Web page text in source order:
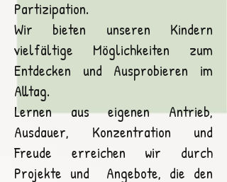
Partizipation.
Wir bieten unseren Kindern
vielfältige Möglichkeiten zum
Entdecken und Ausprobieren im
Alltag.
Lernen aus eigenen Antrieb,
Ausdauer, Konzentration und
Freude erreichen wir durch
Projekte und Angebote, die den